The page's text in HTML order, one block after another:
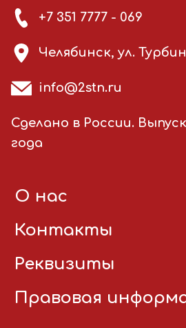
+7 351 7777 - 069
Челябинск, ул.
info@2stn.ru
Сделано в России.
года
О нас
Контакты
Реквизиты
Правовая